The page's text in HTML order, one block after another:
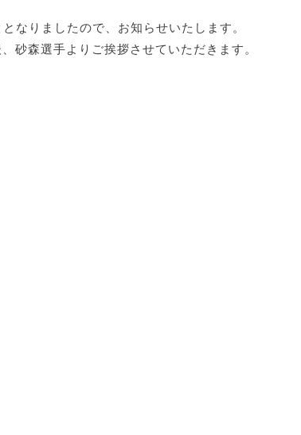
なりましたので、お知らせいたします。
砂森選手よりご挨拶させていただきます。